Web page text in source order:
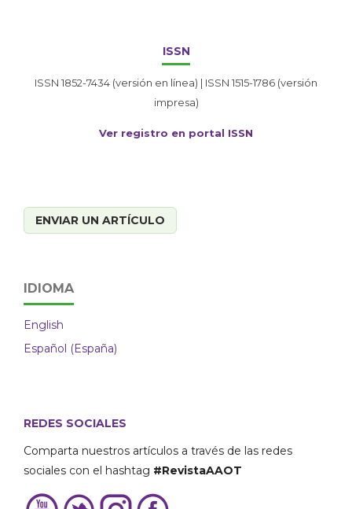
ISSN
ISSN 1852-7434 (versión en línea) | ISSN 1515-1786 (versión
impresa)
Ver registro en portal ISSN
ENVIAR UN ARTÍCULO
IDIOMA
English
Español (España)
REDES SOCIALES
Comparta nuestros artículos a través de las redes
sociales con el hashtag #RevistaAAOT